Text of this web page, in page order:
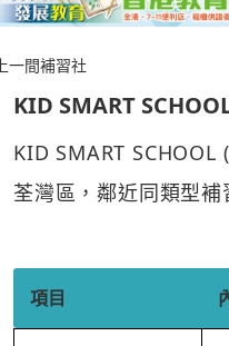
一間補習社
KID SMART
KID SMART SCHOOL
荃灣區，鄰近同類型補
項目